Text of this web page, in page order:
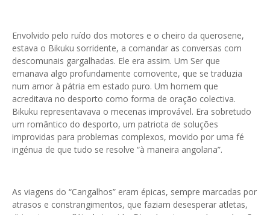
Envolvido pelo ruído dos motores e o cheiro da querosene,
estava o Bikuku sorridente, a comandar as conversas com
descomunais gargalhadas. Ele era assim. Um Ser que
emanava algo profundamente comovente, que se traduzia
num amor à pátria em estado puro. Um homem que
acreditava no desporto como forma de oração colectiva.
Bikuku representavava o mecenas improvável. Era sobretudo
um romântico do desporto, um patriota de soluções
improvidas para problemas complexos, movido por uma fé
ingénua de que tudo se resolve “à maneira angolana”.
As viagens do “Cangalhos” eram épicas, sempre marcadas por
atrasos e constrangimentos, que faziam desesperar atletas,